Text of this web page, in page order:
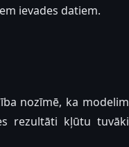
ievades datiem.
nozīmē, ka modelim
rezultāti kļūtu tuvāki